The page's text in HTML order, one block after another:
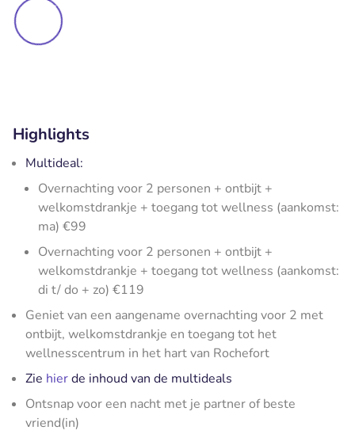
Highlights
Multideal:
Overnachting voor 2 personen + ontbijt +
welkomstdrankje + toegang tot wellness (aankomst:
ma) €99
Overnachting voor 2 personen + ontbijt +
welkomstdrankje + toegang tot wellness (aankomst:
di t/ do + zo) €119
Geniet van een aangename overnachting voor 2 met
ontbijt, welkomstdrankje en toegang tot het
wellnesscentrum in het hart van Rochefort
Zie hierde inhoud van de multideals
Ontsnap voor een nacht met je partner of beste
vriend(in)